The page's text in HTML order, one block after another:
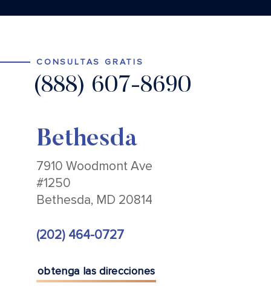
CONSULTAS GRATIS
(888) 607-8690
Bethesda
7910 Woodmont Ave
#1250
Bethesda, MD 20814
(202) 464-0727
obtenga las direcciones